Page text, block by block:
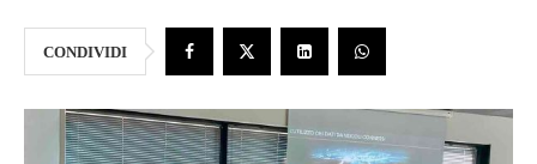
CONDIVIDI